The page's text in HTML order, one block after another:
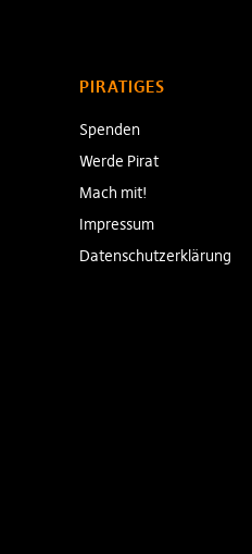
PIRATIGES
Spenden
Werde Pirat
Mach mit!
Impressum
Datenschutzerklärung